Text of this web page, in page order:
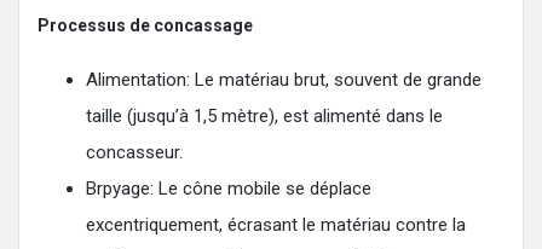
Processus de concassage
Alimentation: Le matériau brut, souvent de grande
taille (jusqu’à 1,5 mètre), est alimenté dans le
concasseur.
Brpyage: Le cône mobile se déplace
excentriquement, écrasant le matériau contre la